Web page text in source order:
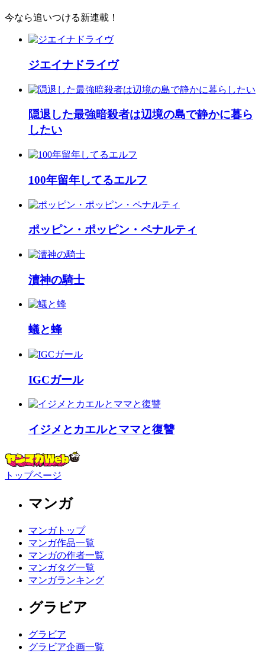
今なら追いつける新連載！
ジエイナドライヴ
隠退した最強暗殺者は辺境の島で静かに暮ら
したい
100年留年してるエルフ
ポッピン・ポッピン・ペナルティ
瀆神の騎士
蟻と蜂
IGCガール
イジメとカエルとママと復讐
トップページ
マンガ
マンガトップ
マンガ作品一覧
マンガの作者一覧
マンガタグ一覧
マンガランキング
グラビア
グラビア
グラビア企画一覧